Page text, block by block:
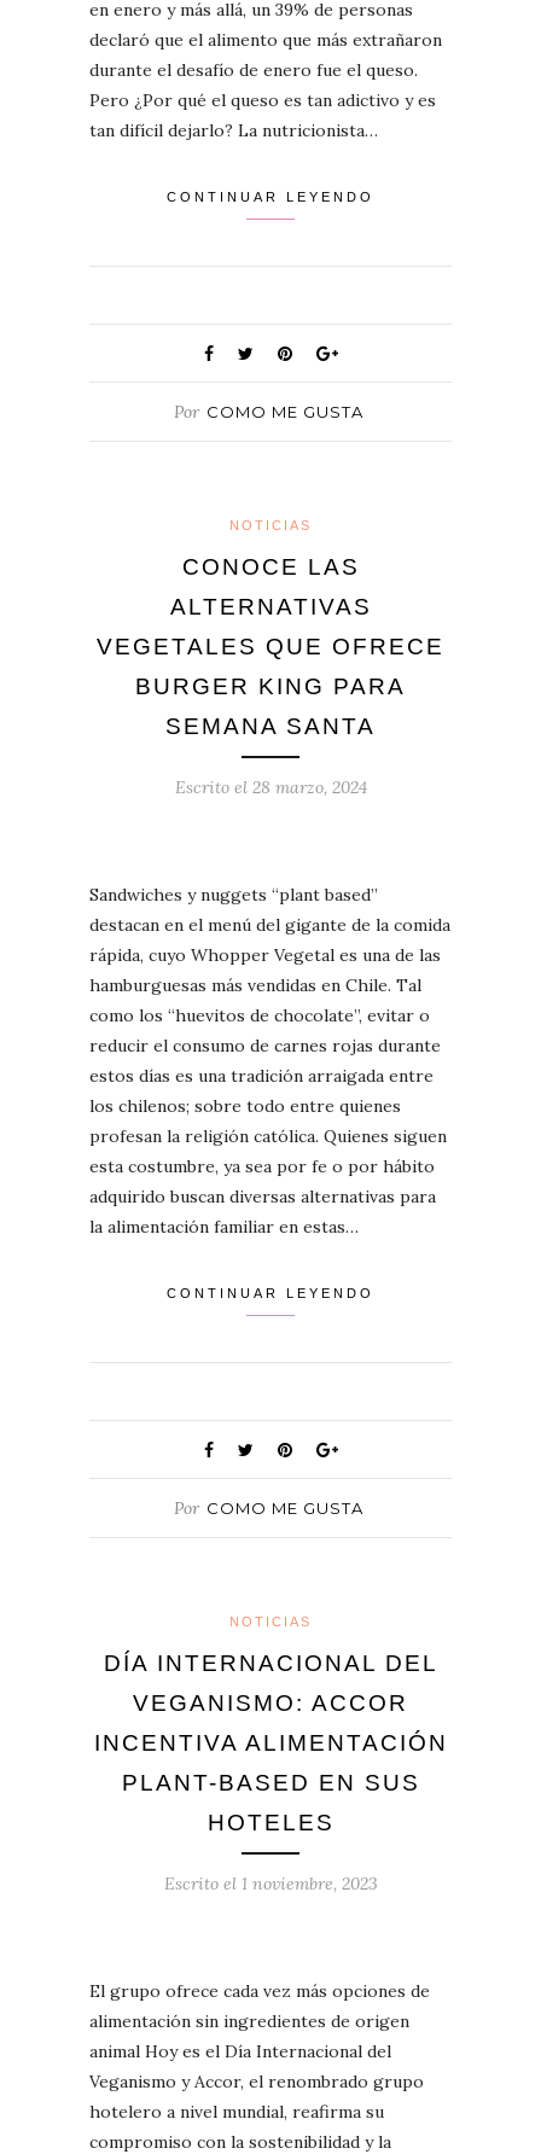
en enero y más allá, un 39% de personas
declaró que el alimento que más extrañaron
durante el desafío de enero fue el queso.
Pero ¿Por qué el queso es tan adictivo y es
tan difícil dejarlo? La nutricionista…
CONTINUAR LEYENDO
Por COMO ME GUSTA
NOTICIAS
CONOCE LAS
ALTERNATIVAS
VEGETALES QUE OFRECE
BURGER KING PARA
SEMANA SANTA
Escrito el 28 marzo, 2024
Sandwiches y nuggets “plant based”
destacan en el menú del gigante de la comida
rápida, cuyo Whopper Vegetal es una de las
hamburguesas más vendidas en Chile. Tal
como los “huevitos de chocolate”, evitar o
reducir el consumo de carnes rojas durante
estos días es una tradición arraigada entre
los chilenos; sobre todo entre quienes
profesan la religión católica. Quienes siguen
esta costumbre, ya sea por fe o por hábito
adquirido buscan diversas alternativas para
la alimentación familiar en estas…
CONTINUAR LEYENDO
Por COMO ME GUSTA
NOTICIAS
DÍA INTERNACIONAL DEL
VEGANISMO: ACCOR
INCENTIVA ALIMENTACIÓN
PLANT-BASED EN SUS
HOTELES
Escrito el 1 noviembre, 2023
El grupo ofrece cada vez más opciones de
alimentación sin ingredientes de origen
animal Hoy es el Día Internacional del
Veganismo y Accor, el renombrado grupo
hotelero a nivel mundial, reafirma su
compromiso con la sostenibilidad y la